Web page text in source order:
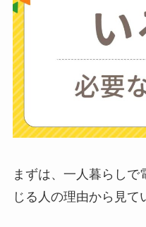
まずは、一人暮らし
じる人の理由から見て